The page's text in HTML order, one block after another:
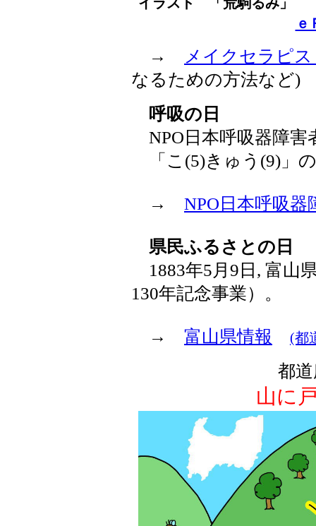
→
メイクセラピ
なるための方法など)
呼吸の日
NPO日本呼吸器障害
「こ(5)きゅう(9)」
→ NPO日本呼吸
県民ふるさとの日
1883年5月9日, 富山
130年記念事業）。
→ 富山県情報 (都
都
山に